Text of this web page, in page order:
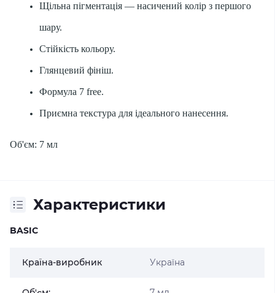
Щільна пігментація — насичений колір з першого
шару.
Стійкість кольору.
Глянцевий фініш.
Формула 7 free.
Приємна текстура для ідеального нанесення.
Об'єм: 7 мл
Характеристики
BASIC
Країна-виробник Україна